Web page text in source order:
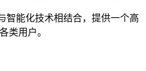
智能化技术相结合，提供一个高
类用户。